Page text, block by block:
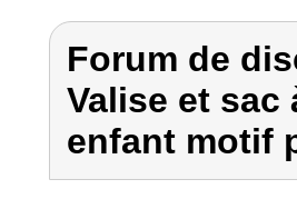
Forum de
Valise et sac
enfant motif